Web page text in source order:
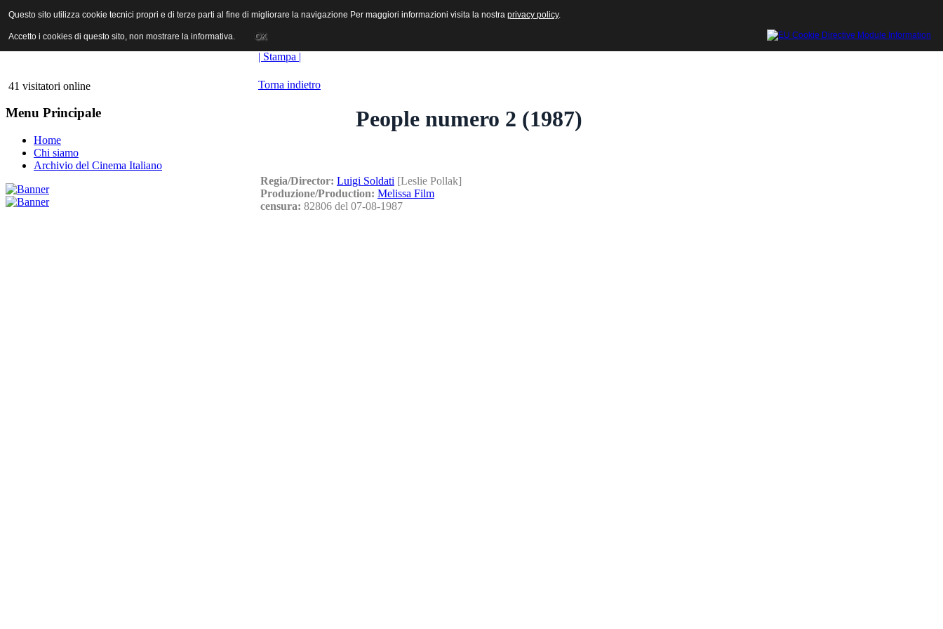
ANICA | Associazione Nazionale Industrie Cinematografiche Audiovisive e Multimediali
41 visitatori online
Menu Principale
Home
Chi siamo
Archivio del Cinema Italiano
| Stampa |
Torna indietro
People numero 2 (1987)
Regia/Director: Luigi Soldati [Leslie Pollak]
Produzione/Production: Melissa Film
censura: 82806 del 07-08-1987
Questo sito utilizza cookie tecnici propri e di terze parti al fine di migliorare la navigazione Per maggiori informazioni visita la nostra privacy policy.
Accetto i cookies di questo sito, non mostrare la informativa. OK
Questo sito utilizza cookie tecnici propri e di terze parti al fine di migliorare la navigazione Per maggiori informazioni visita la nostra privacy policy.
Accetto i cookies di questo sito, non mostrare la informativa. OK